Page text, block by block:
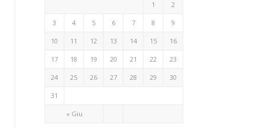
« Giu
1 2
3 4 5 6 7 8 9
10 11 12 13 14 15 16
17 18 19 20 21 22 23
24 25 26 27 28 29 30
31